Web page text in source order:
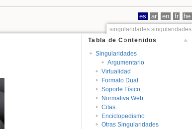
es ar en fr he
singularidades:singularidades
Tabla de Contenidos
Singularidades
Argumentario
Virtualidad
Formato Dual
Soporte Físico
Normativa Web
Citas
Enciclopedismo
Otras Singularidades